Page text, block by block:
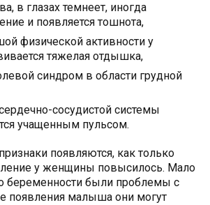
в глазах темнеет, иногда
и появляется тошнота,
физической активности у
тяжелая отдышка,
синдром в области грудной
сосудистой системы
учащенным пульсом.
появляются, как только
у женщины повысилось. Мало
беременности были проблемы с
появления малыша они могут